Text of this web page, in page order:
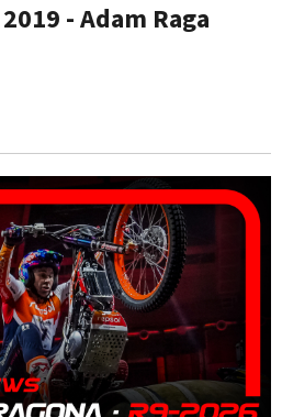
- Adam Raga